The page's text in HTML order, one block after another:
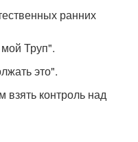
ранних
Труп".
это".
взять контроль над